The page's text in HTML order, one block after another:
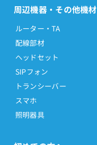
周辺機器・その他機材
ルーター・TA
配線部材
ヘッドセット
SIPフォン
トランシーバー
スマホ
照明器具